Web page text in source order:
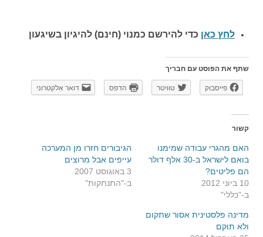
לחץ כאן כדי להירשם כמנוי (חינם) להיגיון בשיגעון
שתף את הפוסט עם חבריך
פייסבוק טוויטר הדפס דואר אלקטרוני
קשור
האם מהגרי עבודה שמימנו
בואם לישראל ב-30 אלף דולר
הם פליטים?
10 ביוני 2012
ב-"כללי"
הגיבורים חזרו מן המערכה
עייפים אבל מרוצים
3 באוגוסט 2007
ב-"התנתקות"
מדינה פלסטינית אסור שתקום
ולא תוקם